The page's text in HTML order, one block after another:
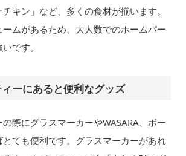
キン」など、多くの食材が揃います。
ームがあるため、大人数でのホームパー
です。
ーにあると便利なグッズ
際にグラスマーカーやWASARA、ボー
とても便利です。グラスマーカーがあれ